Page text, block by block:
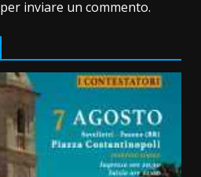
per inviare un commento.